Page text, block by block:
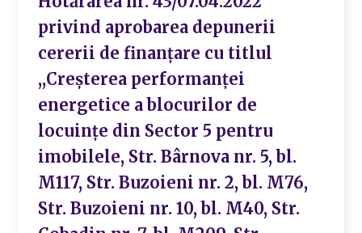
privind aprobarea depunerii
cererii de finanțare cu titlul
,,Creșterea performanței
energetice a blocurilor de
locuințe din Sector 5 pentru
imobilele, Str. Bârnova nr. 5, bl.
M117, Str. Buzoieni nr. 2, bl. M76,
Str. Buzoieni nr. 10, bl. M40, Str.